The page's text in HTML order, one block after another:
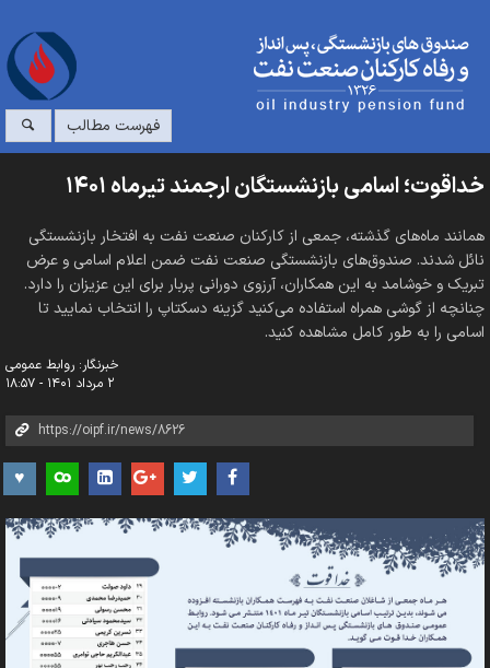
فهرست مطالب
خداقوت؛ اسامی بازنشستگان ارجمند تیرماه ۱۴۰۱
همانند ماه‌های گذشته، جمعی از کارکنان صنعت نفت به افتخار بازنشستگی
نائل شدند. صندوق‌های بازنشستگی صنعت نفت ضمن اعلام اسامی و عرض
تبریک و خوشامد به این همکاران، آرزوی دورانی پربار برای این عزیزان را دارد.
چنانچه از گوشی همراه استفاده می‌کنید گزینه دسکتاپ را انتخاب نمایید تا
اسامی را به طور کامل مشاهده کنید.
خبرنگار: روابط عمومی
۲ مرداد ۱۴۰۱ - ۱۸:۵۷